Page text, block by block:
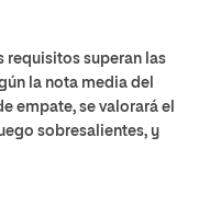
requisitos superan las
la nota media del
empate, se valorará el
sobresalientes, y